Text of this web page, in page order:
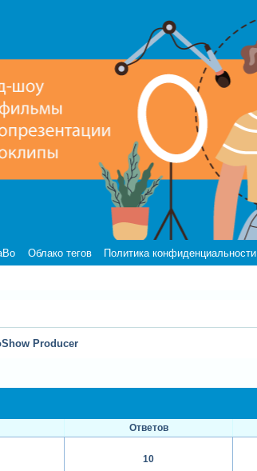
Облако тегов Политика конфиденциальности
Producer
Ответов
10